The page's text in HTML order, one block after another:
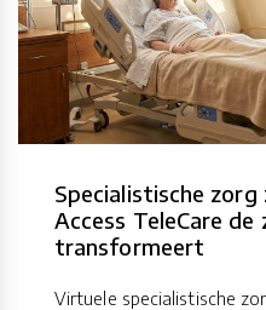
Specialistische
Access TeleCare de
transformeert
Virtuele specialistische